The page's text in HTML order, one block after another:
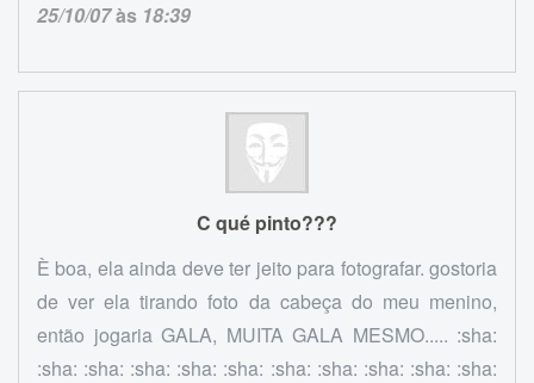
25/10/07às 18:39
C qué pinto???
È boa, ela ainda deve ter jeito para fotografar. gostoria
de ver ela tirando foto da cabeça do meu menino,
então jogaria GALA, MUITA GALA MESMO..... :sha:
:sha: :sha: :sha: :sha: :sha: :sha: :sha: :sha: :sha: :sha: